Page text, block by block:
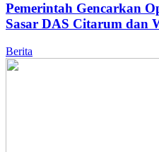
Pemerintah Gencarkan
Sasar DAS Citarum dan
Berita